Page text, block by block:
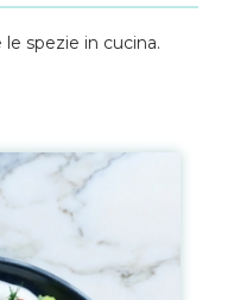
spezie in cucina.